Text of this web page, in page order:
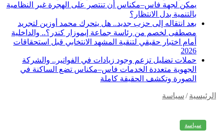
يمكن لجهة فاس–مكناس أن تنتصر على الهجرة غير النظامية
بالتنمية بدل الانتظار؟
بعد انتقاله إلى حزب جديد.. هل يتحرك محمد أوزين لتجريد
مصطفى لخصم من رئاسة جماعة إيموزار كندر؟.. والداخلية
أمام اختبار حقيقي لتنقية المشهد الانتخابي قبل استحقاقات
2026
حملات تضليل تزعم وجود زيادات في الفواتير.. والشركة
الجهوية متعددة الخدمات فاس–مكناس تضع الساكنة في
الصورة وتكشف الحقيقة كاملة
الرئيسية / سياسة
سياسة